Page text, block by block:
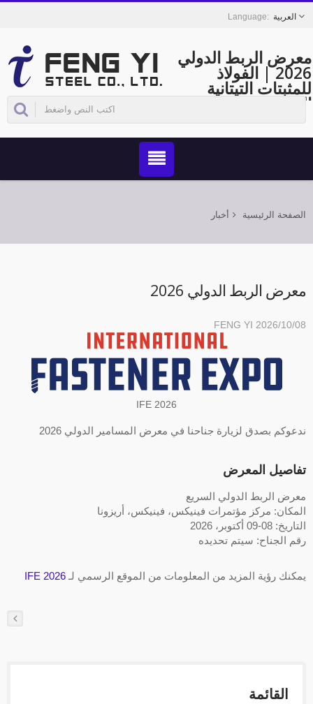
العربية
معرض الربط الدولي
2026 | الفولاذ
للمثبتات التيتانية
القوية والمتينة -
الصفحة الرئيسية أخبار
معرض الربط الدولي 2026
2026/10/08
FENG YI
IFE 2026
ندعوكم بصدق لزيارة جناحنا في معرض المسامير الدولي 2026
تفاصيل المعرض
معرض الربط الدولي السريع
المكان: مركز مؤتمرات فينيكس، فينيكس، أريزونا
التاريخ: 08-09 أكتوبر، 2026
رقم الجناح: سيتم تحديده
يمكنك رؤية المزيد من المعلومات من الموقع الرسمي لـ IFE 2026
القائمة